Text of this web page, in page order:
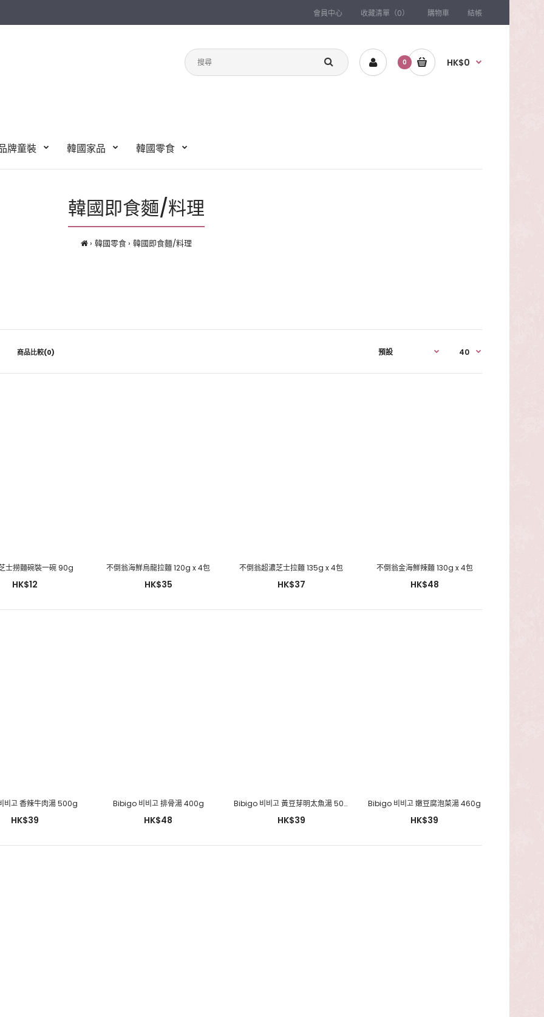
會員中心 收藏清單（0） 購物車 結帳
0 HK$0
牌童裝 韓國家品 韓國零食
韓國即食麵/料理
韓國零食 韓國即食麵/料理
商品比較(0)
不倒翁超濃芝士拉麵 135g x 4
士撈麵碗裝一碗 90g
HK$12
不倒翁海鮮烏龍拉麵 120g x 4包
HK$35
不倒翁超濃芝士拉麵 135g x 4包
HK$37
不倒翁金海鮮辣麵 130g x 4包
HK$48
비고 香辣牛肉湯 500g
HK$39
Bibigo 비비고 排骨湯 400g
HK$48
Bibigo 비비고 黃豆芽明太魚湯 500g
HK$39
Bibigo 비비고 嫩豆腐泡菜湯 460g
HK$39